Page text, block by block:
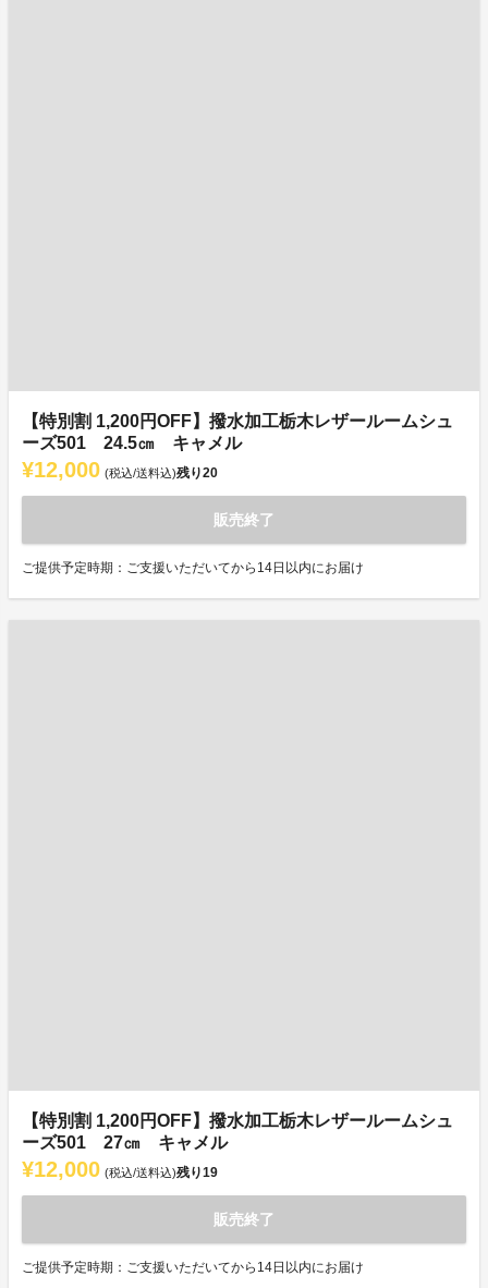
【特別割 1,200円OFF】撥水加工栃木レザールームシュ
ーズ501 24.5㎝ キャメル
¥12,000 (税込/送料込)残り20
販売終了
ご提供予定時期：ご支援いただいてから14日以内にお届け
【特別割 1,200円OFF】撥水加工栃木レザールームシュ
ーズ501 27㎝ キャメル
¥12,000 (税込/送料込)残り19
販売終了
ご提供予定時期：ご支援いただいてから14日以内にお届け